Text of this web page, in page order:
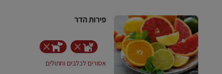
פירות הדר
אסורים לכלבים וחתולים